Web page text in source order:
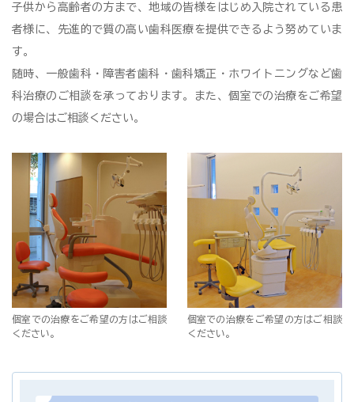
子供から高齢者の方まで、地域の皆様をはじめ入院されている患
者様に、先進的で質の高い歯科医療を提供できるよう努めていま
す。
随時、一般歯科・障害者歯科・歯科矯正・ホワイトニングなど歯
科治療のご相談を承っております。また、個室での治療をご希望
の場合はご相談ください。
個室での治療をご希望の方はご相談
ください。
個室での治療をご希望の方はご相談
ください。